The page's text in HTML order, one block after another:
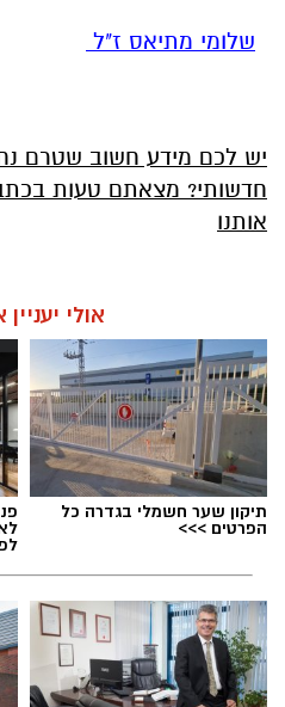
שלומי מתיאס ז"ל
יש לכם מידע חשוב שטרם
חדשותי? מצאתם טעות
אותנו
אולי
תיקון שער חשמלי בגדרה כל
הפרטים >>>